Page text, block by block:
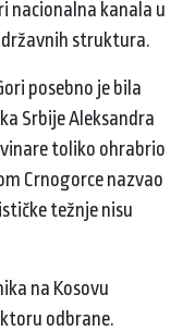
nacionalna kanala u
struktura.
posebno je bila
Srbije Aleksandra
toliko ohrabrio
Crnogorce nazvao
težnje nisu
na Kosovu
odbrane.